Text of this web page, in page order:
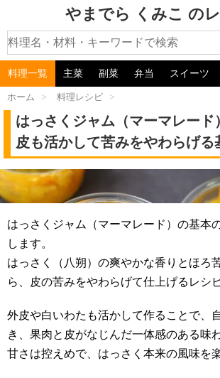
やまでら くみこ の
料理一覧 主菜 副菜 弁当 スイーツ
ホーム > 料理レシピ >
はっさくジャム（マーマレード
皮も活かして苦みをやわらげる
チャンネル登録をお願いします
はっさくジャム（マーマレード）の基本
します。
はっさく（八朔）の爽やかな香りとほろ
ら、皮の苦みをやわらげて仕上げるレシ
外皮や白いわたも活かして作ることで、
き、果肉と皮がなじんだ一体感のある味
甘さは控えめで、はっさく本来の風味を